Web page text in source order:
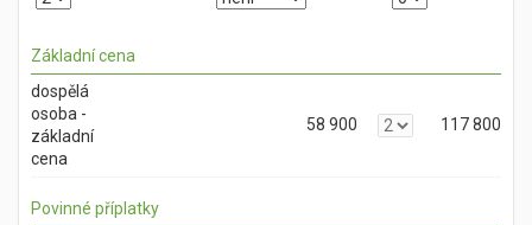
Základní cena
dospělá
osoba -
základní
cena
58 900 117 800
Povinné příplatky